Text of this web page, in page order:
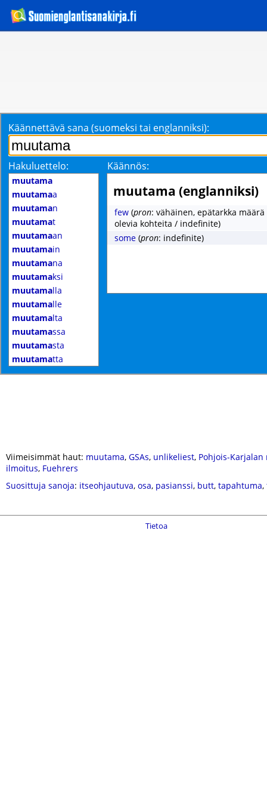
Käännettävä sana (suomeksi tai englanniksi):
Hakuluettelo: Käännös:
muutama
muutamaa
muutaman
muutamat
muutamaan
muutamain
muutamana
muutamaksi
muutamalla
muutamalle
muutamalta
muutamassa
muutamasta
muutamatta
muutama (englanniksi)
few (pron: vähäinen, epätarkka
olevia kohteita / indefinite)
some (pron: indefinite)
Viimeisimmät haut: muutama, GSAs, unlikeliest, Pohjois-Karjalan
ilmoitus, Fuehrers
Suosittuja sanoja: itseohjautuva, osa, pasianssi, butt, tapahtuma,
Tietoa